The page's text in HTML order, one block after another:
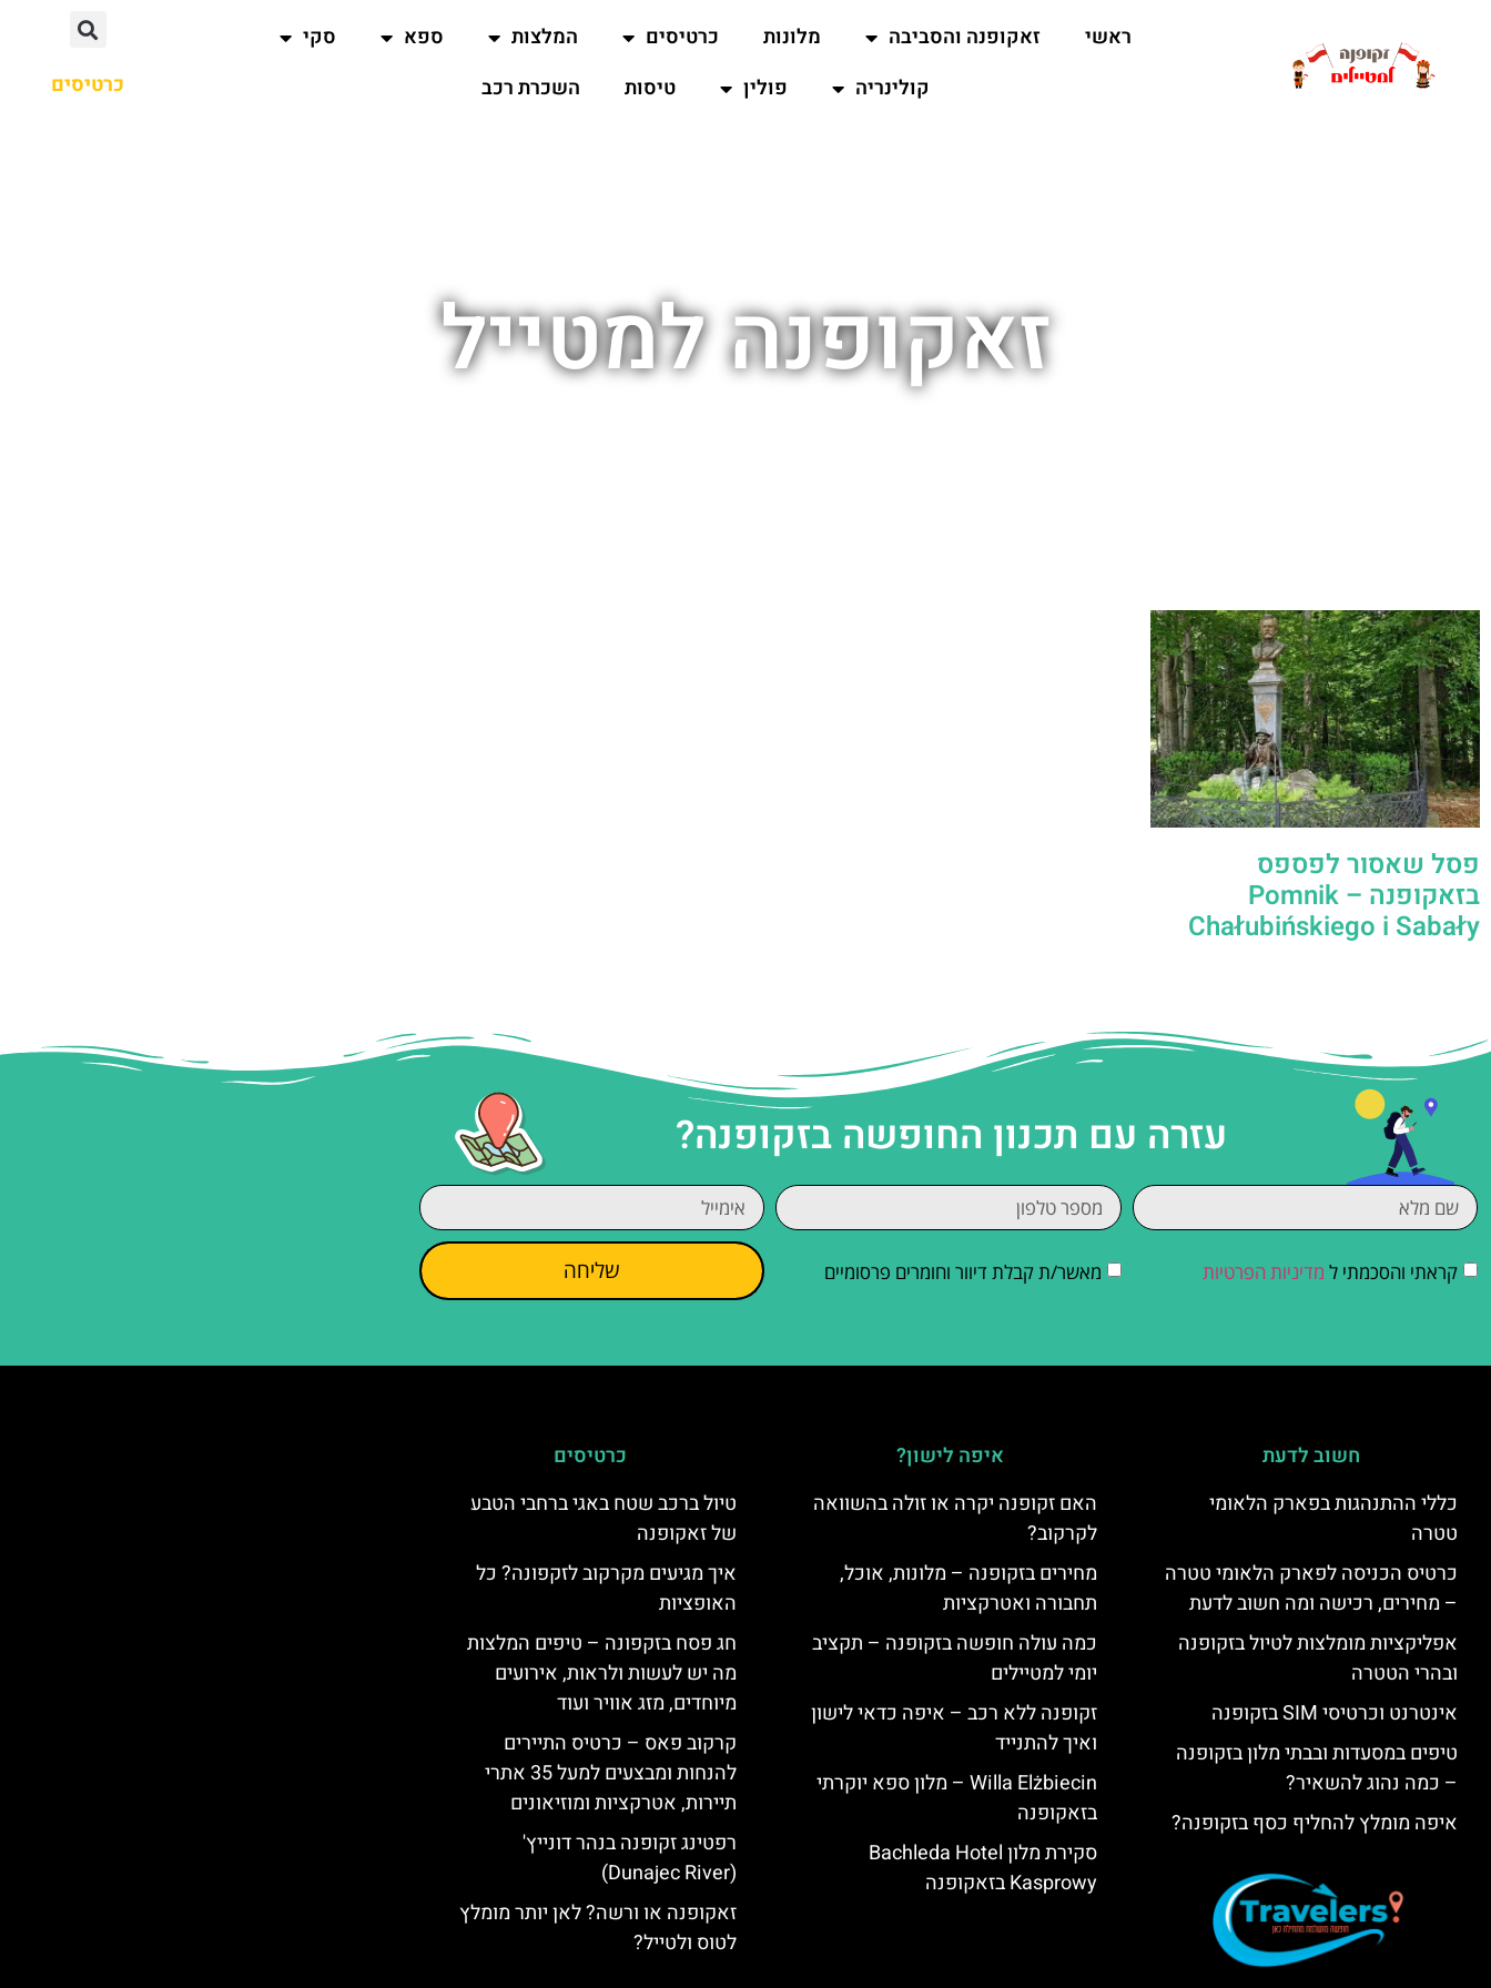
ראשי זאקופנה והסביבה מלונות כרטיסים המלצות ספא
סקי
קולינריה
פולין טיסות השכרת רכב כרטיסים
זאקופנה למטייל
פסל שאסור לפספס
בזאקופנה – Pomnik
Chałubińskiego i Sabały
עזרה עם תכנון החופשה בזקופנה?
קראתי והסכמתי ל מדיניות הפרטיות מאשר/ת קבלת דיוור וחומרים פרסומיים שליחה
חשוב לדעת
כללי ההתנהגות בפארק הלאומי
טטרה
כרטיס הכניסה לפארק הלאומי טטרה
– מחירים, רכישה ומה חשוב לדעת
אפליקציות מומלצות לטיול בזקופנה
ובהרי הטטרה
אינטרנט וכרטיסי SIM בזקופנה
טיפים במסעדות ובבתי מלון בזקופנה
– כמה נהוג להשאיר?
איפה מומלץ להחליף כסף בזקופנה?
איפה לישון?
האם זקופנה יקרה או זולה בהשוואה
לקרקוב?
מחירים בזקופנה – מלונות, אוכל,
תחבורה ואטרקציות
כמה עולה חופשה בזקופנה – תקציב
יומי למטיילים
זקופנה ללא רכב – איפה כדאי לישון
ואיך להתנייד
Willa Elżbiecin – מלון ספא יוקרתי
בזאקופנה
סקירת מלון Bachleda Hotel
Kasprowy בזאקופנה
כרטיסים
טיול ברכב שטח באגי ברחבי הטבע
של זאקופנה
איך מגיעים מקרקוב לזקפונה? כל
האופציות
חג פסח בזקפונה – טיפים המלצות
מה יש לעשות ולראות, אירועים
מיוחדים, מזג אוויר ועוד
קרקוב פאס – כרטיס התיירים
להנחות ומבצעים למעל 35 אתרי
תיירות, אטרקציות ומוזיאונים
רפטינג זקופנה בנהר דונייץ'
(Dunajec River)
זאקופנה או ורשה? לאן יותר מומלץ
לטוס ולטייל?